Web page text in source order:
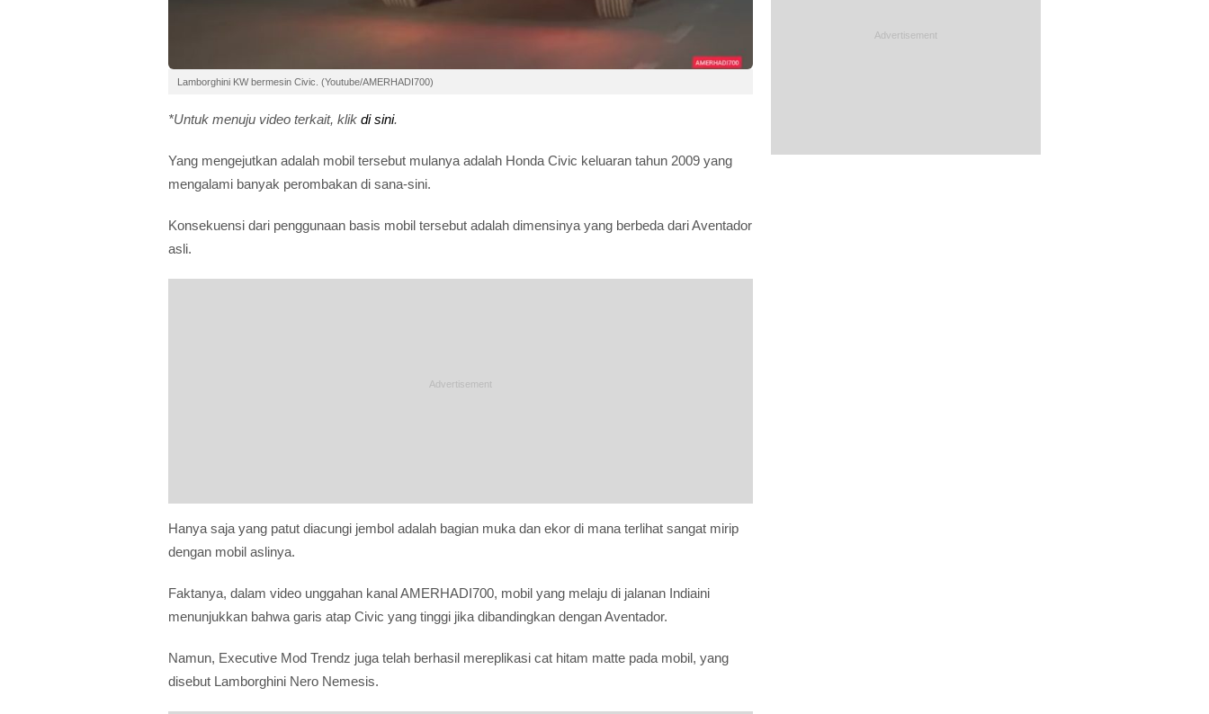
Lamborghini KW bermesin Civic. (Youtube/AMERHADI700)
*Untuk menuju video terkait, klik di sini.
Yang mengejutkan adalah mobil tersebut mulanya adalah Honda Civic keluaran tahun 2009 yang
mengalami banyak perombakan di sana-sini.
Konsekuensi dari penggunaan basis mobil tersebut adalah dimensinya yang berbeda dari Aventador
asli.
Hanya saja yang patut diacungi jembol adalah bagian muka dan ekor di mana terlihat sangat mirip
dengan mobil aslinya.
Faktanya, dalam video unggahan kanal AMERHADI700, mobil yang melaju di jalanan Indiaini
menunjukkan bahwa garis atap Civic yang tinggi jika dibandingkan dengan Aventador.
Namun, Executive Mod Trendz juga telah berhasil mereplikasi cat hitam matte pada mobil, yang
disebut Lamborghini Nero Nemesis.